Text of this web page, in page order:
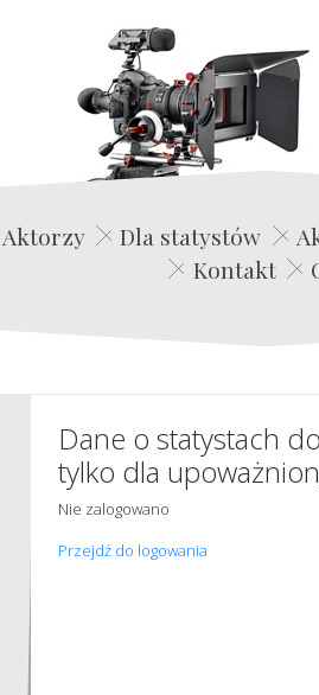
Aktorzy Dla statystów
Kontakt
Dane o statystach
tylko dla
Nie zalogowano
Przejdź do logowania